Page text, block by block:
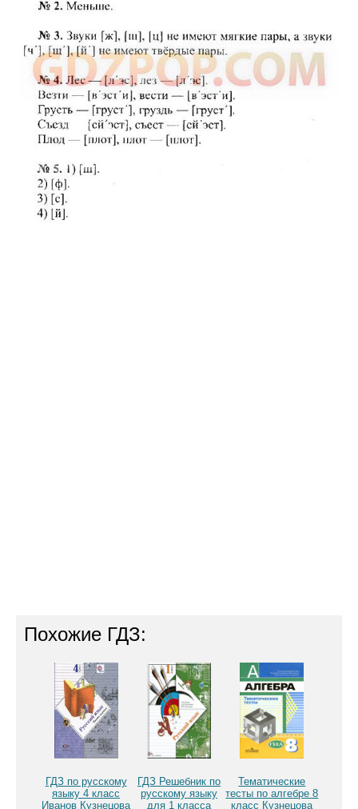
Похожие ГДЗ:
ГДЗ по русскому
языку 4 класс
Иванов Кузнецова
ГДЗ Решебник по
русскому языку
для 1 класса
Тематические
тесты по алгебре 8
класс Кузнецова